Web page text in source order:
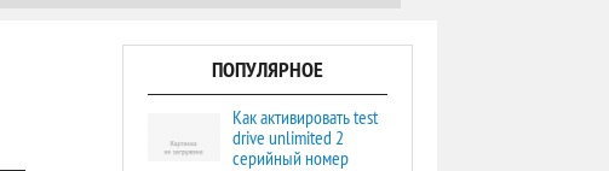
ПОПУЛЯРНОЕ
Как активировать test
drive unlimited 2
серийный номер